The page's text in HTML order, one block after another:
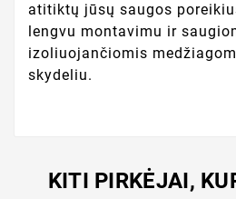
atitiktų jūsų saugos
lengvu montavimu ir
izoliuojančiomis
skydeliu.
KITI PIRKĖJAI,